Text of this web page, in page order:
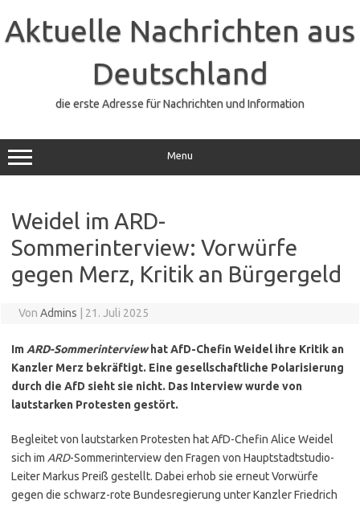
springen
Aktuelle Nachrichten aus
Deutschland
die erste Adresse für Nachrichten und Information
Menu
Weidel im ARD-
Sommerinterview: Vorwürfe
gegen Merz, Kritik an Bürgergeld
Von Admins 21. Juli 2025
Im ARD-Sommerinterviewhat AfD-Chefin Weidel ihre Kritik an
Kanzler Merz bekräftigt. Eine gesellschaftliche Polarisierung
durch die AfD sieht sie nicht. Das Interview wurde von
lautstarken Protesten gestört.
Begleitet von lautstarken Protesten hat AfD-Chefin Alice Weidel
sich im ARD-Sommerinterview den Fragen von Hauptstadtstudio-
Leiter Markus Preiß gestellt. Dabei erhob sie erneut Vorwürfe
gegen die schwarz-rote Bundesregierung unter Kanzler Friedrich